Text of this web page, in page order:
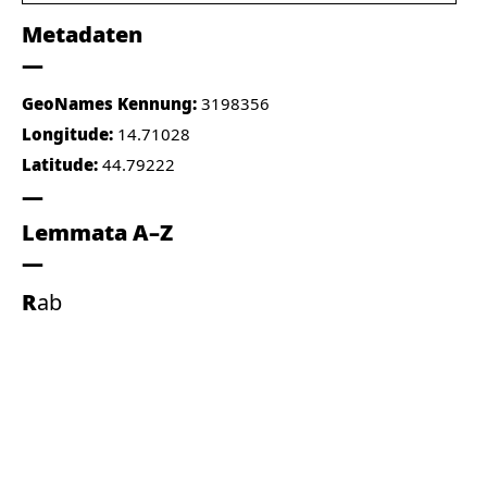
Metadaten
GeoNames Kennung: 3198356
Longitude: 14.71028
Latitude: 44.79222
Lemmata A–Z
Rab